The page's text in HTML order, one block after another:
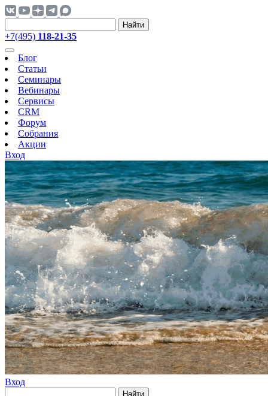
Найти
+7(495) 118-21-35
Блог
Статьи
Семинары
Вебинары
Сервисы
CRM
Форум
Собрания
Акции
Вход
Вход
Найти